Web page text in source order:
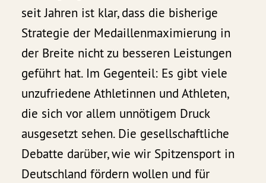
seit Jahren ist klar, dass die bisherige
Strategie der Medaillenmaximierung in
der Breite nicht zu besseren Leistungen
geführt hat. Im Gegenteil: Es gibt viele
unzufriedene Athletinnen und Athleten,
die sich vor allem unnötigem Druck
ausgesetzt sehen. Die gesellschaftliche
Debatte darüber, wie wir Spitzensport in
Deutschland fördern wollen und für